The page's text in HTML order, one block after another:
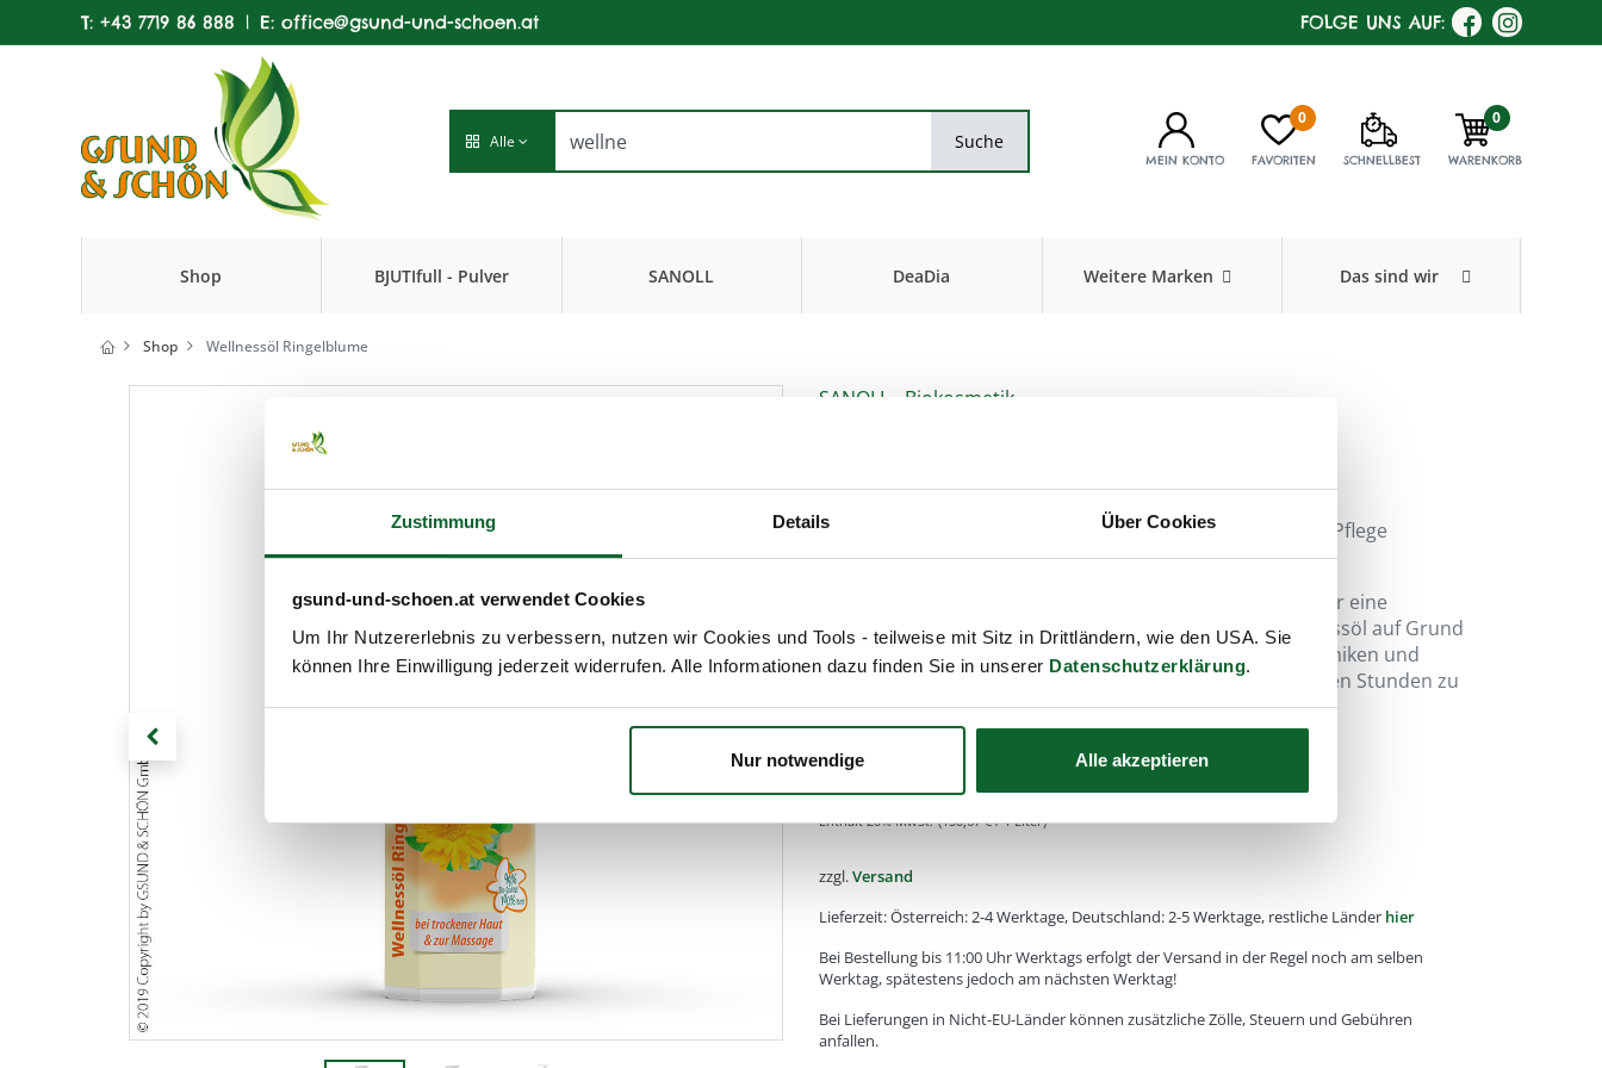
Zustimmung Details Über Cookies
gsund-und-schoen.at verwendet Cookies
Um Ihr Nutzererlebnis zu verbessern, nutzen wir Cookies und Tools - teilweise mit Sitz in Drittländern, wie den USA. Sie
können Ihre Einwilligung jederzeit widerrufen. Alle Informationen dazu finden Sie in unserer Datenschutzerklärung.
Nur notwendige Alle akzeptieren
T: +43 7719 86 888 | E: office@gsund-und-schoen.at FOLGE UNS AUF:
Alle Suche
MEIN KONTO
0
FAVORITEN SCHNELLBEST
0
WARENKORB
Shop
BJUTIfull - Pulver
SANOLL
DeaDia
Weitere Marken Das sind wir
Shop Wellnessöl Ringelblume
SANOLL - Biokosmetik
Artikel-Nr.:12580 ,EAN:9005535105443 ,Füllmenge:150 ml
Für eine genussvolle Massage und zur sehr nachhaltigen Pflege
trockener Hautstellen!
Viele Masseure bestätigen uns die guten Eigenschaften für eine
professionelle Massage. Besonders beliebt ist das Wellnessöl auf Grund
des tollen Energieflusses bei energetischen Massagetechniken und
natürlich wegen dem herrlichen Duft auch für die "schönen Stunden zu
zweit"!
22,60€
Enthält20% MwSt. (150,67€/1 Liter)
zzgl.Versand
Lieferzeit: Österreich: 2-4 Werktage, Deutschland: 2-5 Werktage, restliche Länder hier
Bei Bestellung bis 11:00 Uhr Werktags erfolgt der Versand in der Regel noch am selben
Werktag, spätestens jedoch am nächsten Werktag!
Bei Lieferungen in Nicht-EU-Länder können zusätzliche Zölle, Steuern und Gebühren
anfallen.